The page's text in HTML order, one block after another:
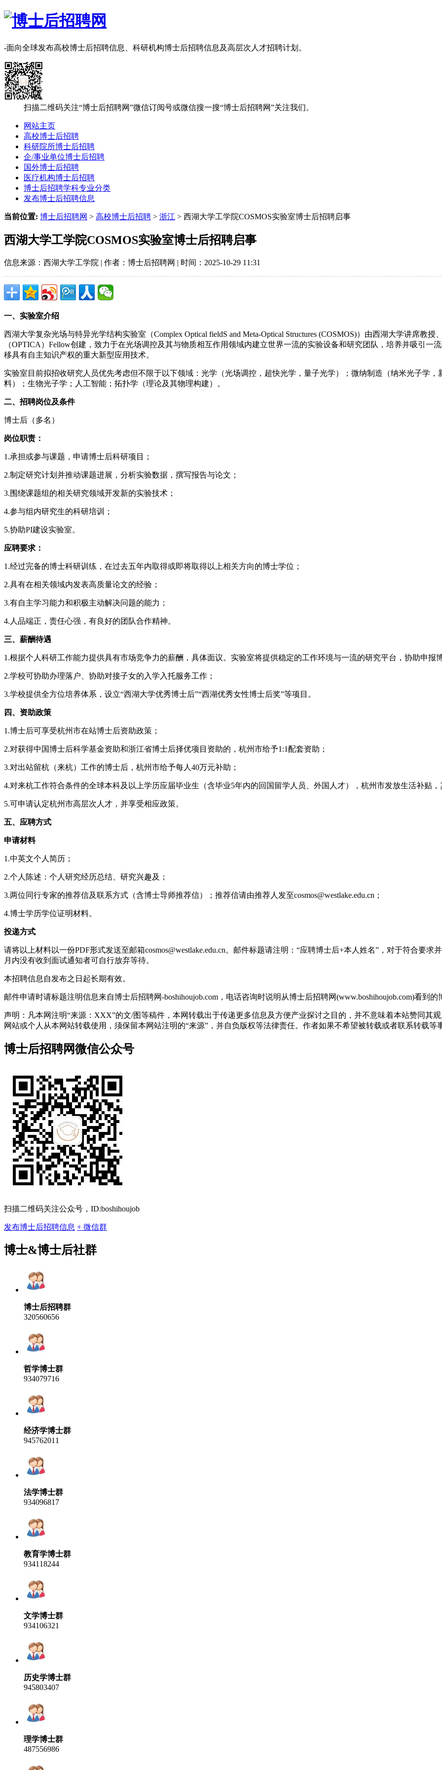
-面向全球发布高校博士后招聘信息、科研机构博士后招聘信息及高层次人才招聘计划。
扫描二维码关注“博士后招聘网”微信订阅号或微信搜一搜“博士后招聘网”关注我们。
网站主页
高校博士后招聘
科研院所博士后招聘
企/事业单位博士后招聘
国外博士后招聘
医疗机构博士后招聘
博士后招聘学科专业分类
发布博士后招聘信息
当前位置: 博士后招聘网 > 高校博士后招聘 > 浙江 > 西湖大学工学院COSMOS实验室博士后招聘启事
西湖大学工学院COSMOS实验室博士后招聘启事
信息来源：西湖大学工学院 | 作者：博士后招聘网 | 时间：2025-10-29 11:31
一、实验室介绍
西湖大学复杂光场与特异光学结构实验室（Complex Optical fieldS and Meta-Optical Structures (COSMOS)）由西湖大学讲席教
（OPTICA）Fellow创建，致力于在光场调控及其与物质相互作用领域内建立世界一流的实验设备和研究团队，培养并吸引
移具有自主知识产权的重大新型应用技术。
实验室目前拟招收研究人员优先考虑但不限于以下领域：光学（光场调控，超快光学，量子光学）；微纳制造（纳米光子学
料）；生物光子学；人工智能；拓扑学（理论及其物理构建）。
二、招聘岗位及条件
博士后（多名）
岗位职责：
1.承担或参与课题，申请博士后科研项目；
2.制定研究计划并推动课题进展，分析实验数据，撰写报告与论文；
3.围绕课题组的相关研究领域开发新的实验技术；
4.参与组内研究生的科研培训；
5.协助PI建设实验室。
应聘要求：
1.经过完备的博士科研训练，在过去五年内取得或即将取得以上相关方向的博士学位；
2.具有在相关领域内发表高质量论文的经验；
3.有自主学习能力和积极主动解决问题的能力；
4.人品端正，责任心强，有良好的团队合作精神。
三、薪酬待遇
1.根据个人科研工作能力提供具有市场竞争力的薪酬，具体面议。实验室将提供稳定的工作环境与一流的研究平台，协助申报
2.学校可协助办理落户、协助对接子女的入学入托服务工作；
3.学校提供全方位培养体系，设立“西湖大学优秀博士后”“西湖优秀女性博士后奖”等项目。
四、资助政策
1.博士后可享受杭州市在站博士后资助政策；
2.对获得中国博士后科学基金资助和浙江省博士后择优项目资助的，杭州市给予1:1配套资助；
3.对出站留杭（来杭）工作的博士后，杭州市给予每人40万元补助；
4.对来杭工作符合条件的全球本科及以上学历应届毕业生（含毕业5年内的回国留学人员、外国人才），杭州市发放生活补贴，
5.可申请认定杭州市高层次人才，并享受相应政策。
五、应聘方式
申请材料
1.中英文个人简历；
2.个人陈述：个人研究经历总结、研究兴趣及；
3.两位同行专家的推荐信及联系方式（含博士导师推荐信）；推荐信请由推荐人发至cosmos@westlake.edu.cn；
4.博士学历学位证明材料。
投递方式
请将以上材料以一份PDF形式发送至邮箱cosmos@westlake.edu.cn。邮件标题请注明：“应聘博士后+本人姓名”，对于符合要
月内没有收到面试通知者可自行放弃等待。
本招聘信息自发布之日起长期有效。
邮件申请时请标题注明信息来自博士后招聘网-boshihoujob.com，电话咨询时说明从博士后招聘网(www.boshihoujob.com)看到的
声明：凡本网注明“来源：XXX”的文/图等稿件，本网转载出于传递更多信息及方便产业探讨之目的，并不意味着本站赞同其
网站或个人从本网站转载使用，须保留本网站注明的“来源”，并自负版权等法律责任。作者如果不希望被转载或者联系转载等
博士后招聘网微信公众号
扫描二维码关注公众号，ID:boshihoujob
发布博士后招聘信息 + 微信群
博士&博士后社群
博士后招聘群
320560656
哲学博士群
934079716
经济学博士群
945762011
法学博士群
934096817
教育学博士群
934118244
文学博士群
934106321
历史学博士群
945803407
理学博士群
487556986